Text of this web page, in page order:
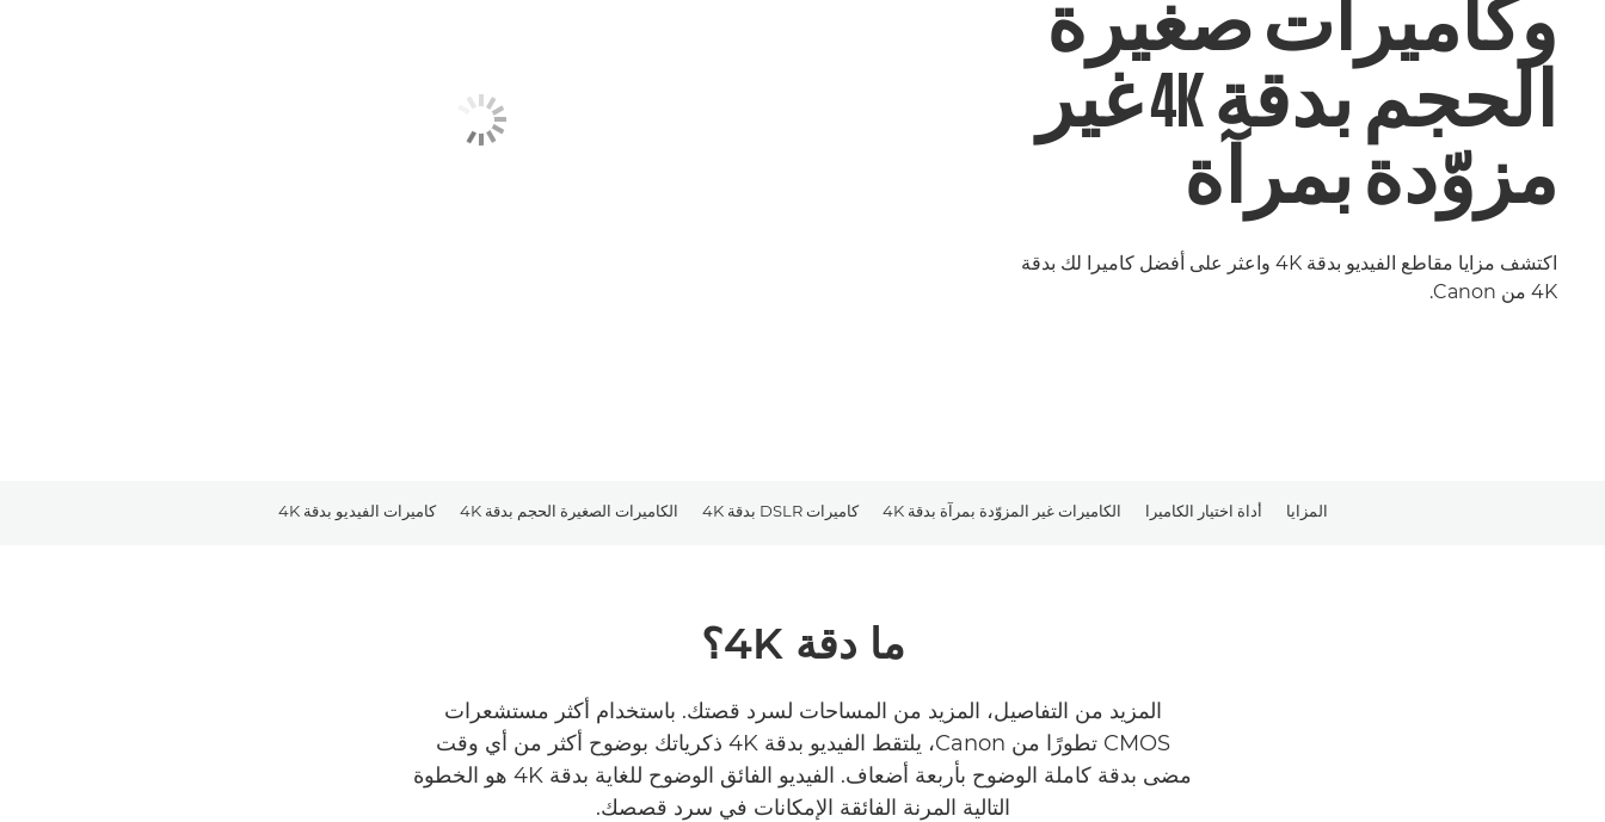
وكاميرات صغيرة
الحجم بدقة 4K غير
مزوّدة بمرآة
اكتشف مزايا مقاطع الفيديو بدقة 4K واعثر على أفضل كاميرا لك بدقة
4K من Canon.
المزايا أداة اختيار الكاميرا الكاميرات غير المزوّدة بمرآة بدقة 4K كاميرات DSLR بدقة 4K الكاميرات الصغيرة الحجم بدقة 4K كاميرات الفيديو بدقة 4K
ما دقة 4K؟
المزيد من التفاصيل، المزيد من المساحات لسرد قصتك. باستخدام أكثر مستشعرات
CMOS تطورًا من Canon، يلتقط الفيديو بدقة 4K ذكرياتك بوضوح أكثر من أي وقت
مضى بدقة كاملة الوضوح بأربعة أضعاف. الفيديو الفائق الوضوح للغاية بدقة 4K هو الخطوة
التالية المرنة الفائقة الإمكانات في سرد قصصك.